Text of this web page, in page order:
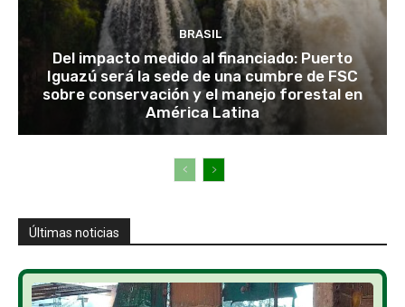
BRASIL
Del impacto medido al financiado: Puerto
Iguazú será la sede de una cumbre de FSC
sobre conservación y el manejo forestal en
América Latina
Últimas noticias